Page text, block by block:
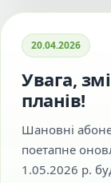
20.04.2026
Увага,
планів!
Шановні
поетапне
1.05.2026 р.